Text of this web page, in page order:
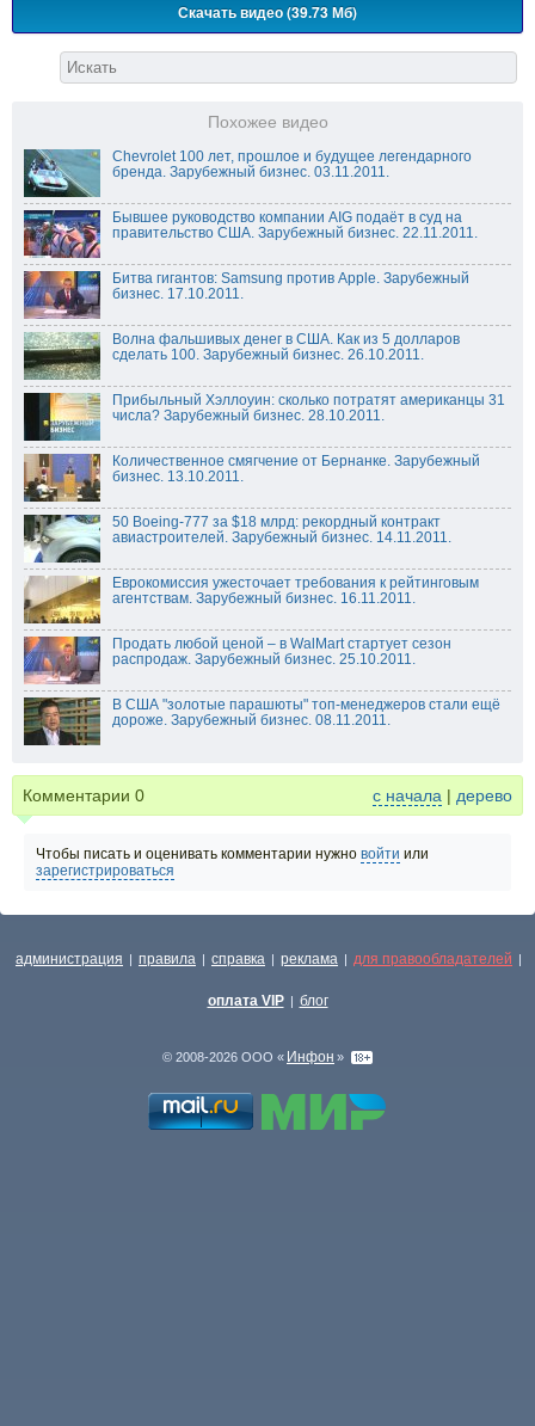
Скачать видео (39.73 Мб)
Похожее видео
Chevrolet 100 лет, прошлое и будущее легендарного
бренда. Зарубежный бизнес. 03.11.2011.
Бывшее руководство компании AIG подаёт в суд на
правительство США. Зарубежный бизнес. 22.11.2011.
Битва гигантов: Samsung против Apple. Зарубежный
бизнес. 17.10.2011.
Волна фальшивых денег в США. Как из 5 долларов
сделать 100. Зарубежный бизнес. 26.10.2011.
Прибыльный Хэллоуин: сколько потратят американцы 31
числа? Зарубежный бизнес. 28.10.2011.
Количественное смягчение от Бернанке. Зарубежный
бизнес. 13.10.2011.
50 Boeing-777 за $18 млрд: рекордный контракт
авиастроителей. Зарубежный бизнес. 14.11.2011.
Еврокомиссия ужесточает требования к рейтинговым
агентствам. Зарубежный бизнес. 16.11.2011.
Продать любой ценой – в WalMart стартует сезон
распродаж. Зарубежный бизнес. 25.10.2011.
В США "золотые парашюты" топ-менеджеров стали ещё
дороже. Зарубежный бизнес. 08.11.2011.
Комментарии 0 с начала | дерево
Чтобы писать и оценивать комментарии нужно войти или
зарегистрироваться
администрация | правила | справка | реклама | для правообладателей |
оплата VIP | блог
© 2008-2026 ООО « Инфон »